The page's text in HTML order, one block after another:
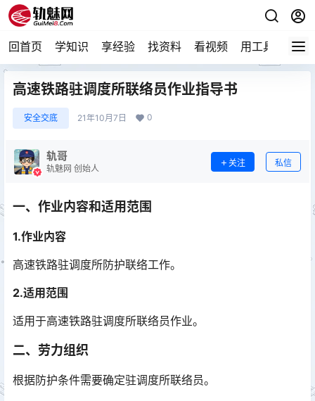
回首页 学知识 享经验 找资料 看视频 用工具 论技
高速铁路驻调度所联络员作业指导书
安全交底 21年10月7日 0
轨哥
轨魅网 创始人
关注 私信
一、作业内容和适用范围
1.作业内容
高速铁路驻调度所防护联络工作。
2.适用范围
适用于高速铁路驻调度所联络员作业。
二、劳力组织
根据防护条件需要确定驻调度所联络员。